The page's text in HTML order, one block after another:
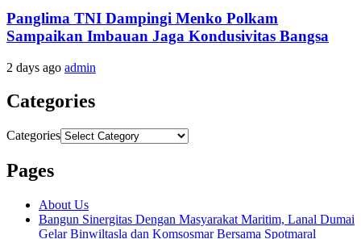
Panglima TNI Dampingi Menko Polkam
Sampaikan Imbauan Jaga Kondusivitas Bangsa
2 days ago admin
Categories
Categories
Pages
About Us
Bangun Sinergitas Dengan Masyarakat Maritim, Lanal Dumai
Gelar Binwiltasla dan Komsosmar Bersama Spotmaral